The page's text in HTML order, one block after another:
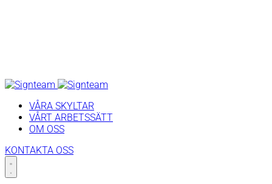
VÅRA SKYLTAR
VÅRT ARBETSSÄTT
OM OSS
KONTAKTA OSS